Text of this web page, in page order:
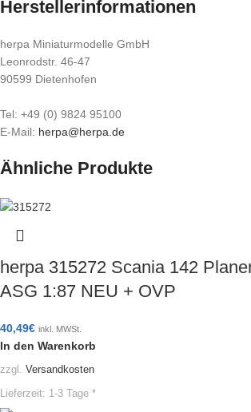
Herstellerinformationen
herpa Miniaturmodelle GmbH
Leonrodstr. 46-47
90599 Dietenhofen
Tel: +49 (0) 9824 95100
E-Mail: herpa@herpa.de
Ähnliche Produkte
herpa 315272 Scania 142
ASG 1:87 NEU + OVP
40,49€ inkl. MWSt.
In den Warenkorb
zzgl. Versandkosten
Lieferzeit: 1-3 Tage *